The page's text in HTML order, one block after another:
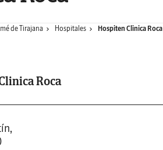
de Tirajana Hospitales Hospiten Clinica Roca
Roca